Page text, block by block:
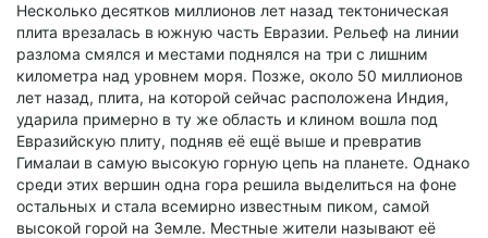
Несколько десятков миллионов лет назад тектоническая
плита врезалась в южную часть Евразии. Рельеф на линии
разлома смялся и местами поднялся на три с лишним
километра над уровнем моря. Позже, около 50 миллионов
лет назад, плита, на которой сейчас расположена Индия,
ударила примерно в ту же область и клином вошла под
Евразийскую плиту, подняв её ещё выше и превратив
Гималаи в самую высокую горную цепь на планете. Однако
среди этих вершин одна гора решила выделиться на фоне
остальных и стала всемирно известным пиком, самой
высокой горой на Земле. Местные жители называют её